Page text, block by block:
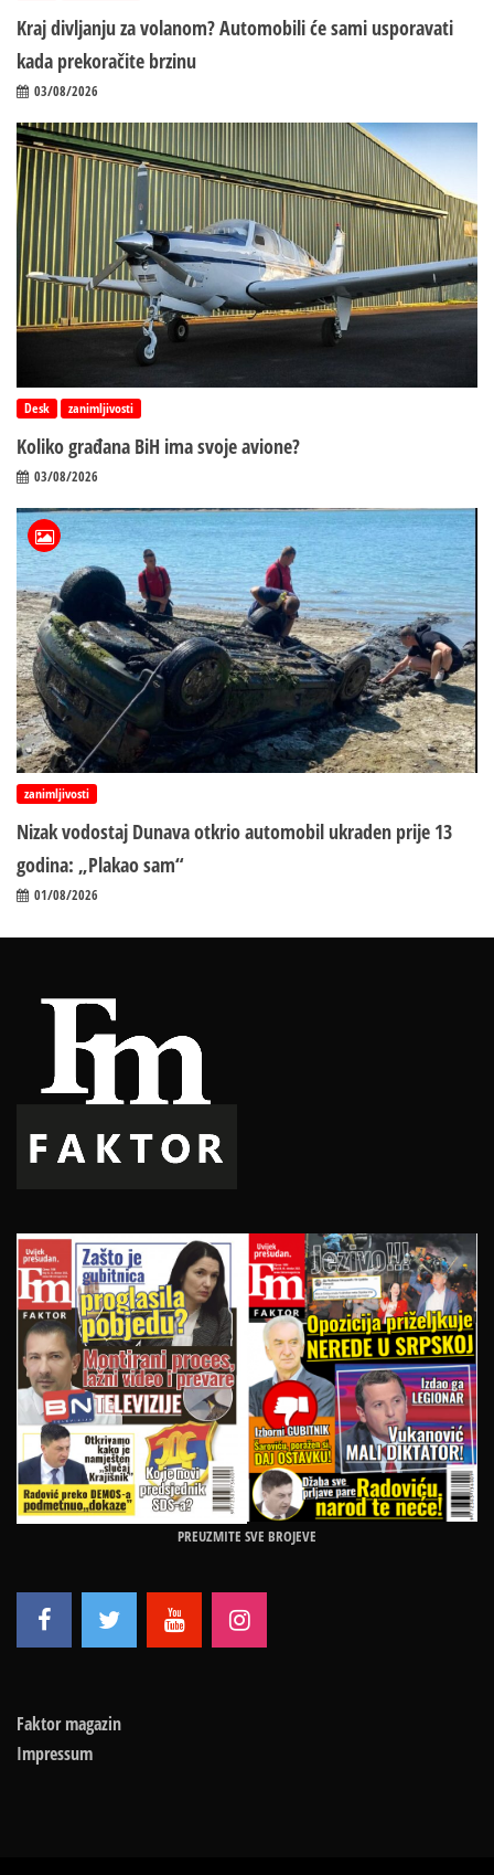
Kraj divljanju za volanom? Automobili će sami usporavati
kada prekoračite brzinu
03/08/2026
Desk zanimljivosti
Koliko građana BiH ima svoje avione?
03/08/2026
zanimljivosti
Nizak vodostaj Dunava otkrio automobil ukraden prije 13
godina: „Plakao sam“
01/08/2026
PREUZMITE SVE BROJEVE
Faktor magazin
Impressum